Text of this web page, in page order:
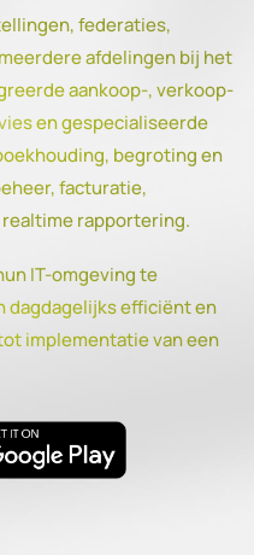
federaties,
afdelingen bij het
aankoop-, verkoop-
en gespecialiseerde
begroting en
facturatie,
rapportering.
IT-omgeving te
dagdagelijks efficiënt en
implementatie van een